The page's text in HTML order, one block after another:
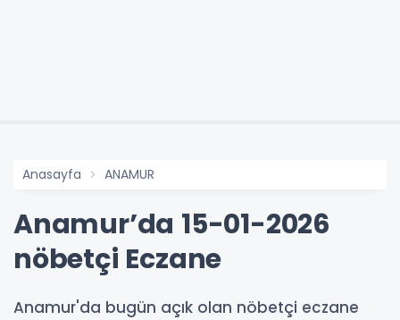
Anasayfa ANAMUR
Anamur’da 15-01-2026
nöbetçi Eczane
Anamur'da bugün açık olan nöbetçi eczane